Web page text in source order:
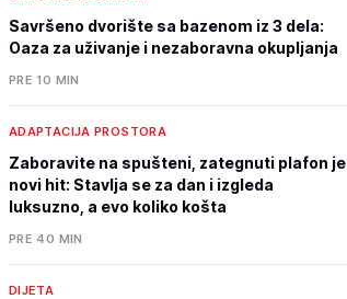
Savršeno dvorište sa bazenom iz 3 dela:
Oaza za uživanje i nezaboravna okupljanja
PRE 10 MIN
ADAPTACIJA PROSTORA
Zaboravite na spušteni, zategnuti plafon je
novi hit: Stavlja se za dan i izgleda
luksuzno, a evo koliko košta
PRE 40 MIN
DIJETA